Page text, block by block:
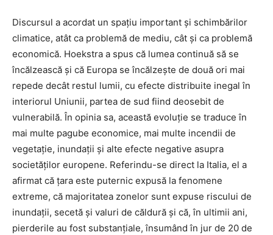
Discursul a acordat un spațiu important și schimbărilor
climatice, atât ca problemă de mediu, cât și ca problemă
economică. Hoekstra a spus că lumea continuă să se
încălzească și că Europa se încălzește de două ori mai
repede decât restul lumii, cu efecte distribuite inegal în
interiorul Uniunii, partea de sud fiind deosebit de
vulnerabilă. În opinia sa, această evoluție se traduce în
mai multe pagube economice, mai multe incendii de
vegetație, inundații și alte efecte negative asupra
societăților europene. Referindu-se direct la Italia, el a
afirmat că țara este puternic expusă la fenomene
extreme, că majoritatea zonelor sunt expuse riscului de
inundații, secetă și valuri de căldură și că, în ultimii ani,
pierderile au fost substanțiale, însumând în jur de 20 de